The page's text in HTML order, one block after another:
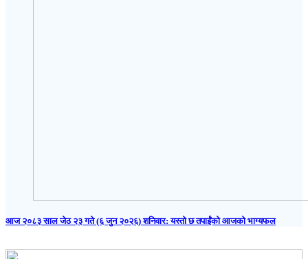
आज २०८३ साल जेठ २३ गते (६ जुन २०२६) शनिवार: यस्तो छ तपाईंको आजको भाग्यफल